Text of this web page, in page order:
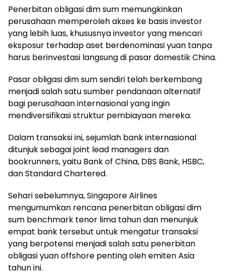
Penerbitan obligasi dim sum memungkinkan
perusahaan memperoleh akses ke basis investor
yang lebih luas, khususnya investor yang mencari
eksposur terhadap aset berdenominasi yuan tanpa
harus berinvestasi langsung di pasar domestik China.
Pasar obligasi dim sum sendiri telah berkembang
menjadi salah satu sumber pendanaan alternatif
bagi perusahaan internasional yang ingin
mendiversifikasi struktur pembiayaan mereka.
Dalam transaksi ini, sejumlah bank internasional
ditunjuk sebagai joint lead managers dan
bookrunners, yaitu Bank of China, DBS Bank, HSBC,
dan Standard Chartered.
Sehari sebelumnya, Singapore Airlines
mengumumkan rencana penerbitan obligasi dim
sum benchmark tenor lima tahun dan menunjuk
empat bank tersebut untuk mengatur transaksi
yang berpotensi menjadi salah satu penerbitan
obligasi yuan offshore penting oleh emiten Asia
tahun ini.